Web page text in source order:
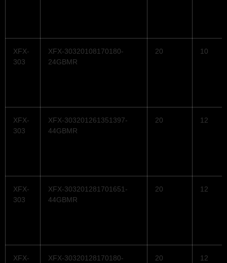
XFX-
303
XFX-30320108170180-
24GBMR
20 10
XFX-
303
XFX-303201261351397-
44GBMR
20 12
XFX-
303
XFX-303201281701651-
44GBMR
20 12
XFX-
XFX-30320128170180-
20 12